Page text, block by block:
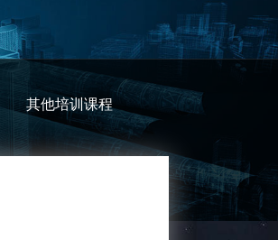
其他培训课程